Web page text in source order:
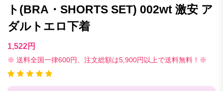
ト(BRA・SHORTS SET) 002wt 激安 ア
ダルトエロ下着
1,522円
※ 送料全国一律600円、注文総額は5,900円以上で送料無料！※